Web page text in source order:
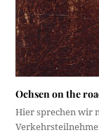
Ochsen on the
Hier sprechen wir